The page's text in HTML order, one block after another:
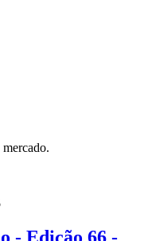
- Edição 66 -